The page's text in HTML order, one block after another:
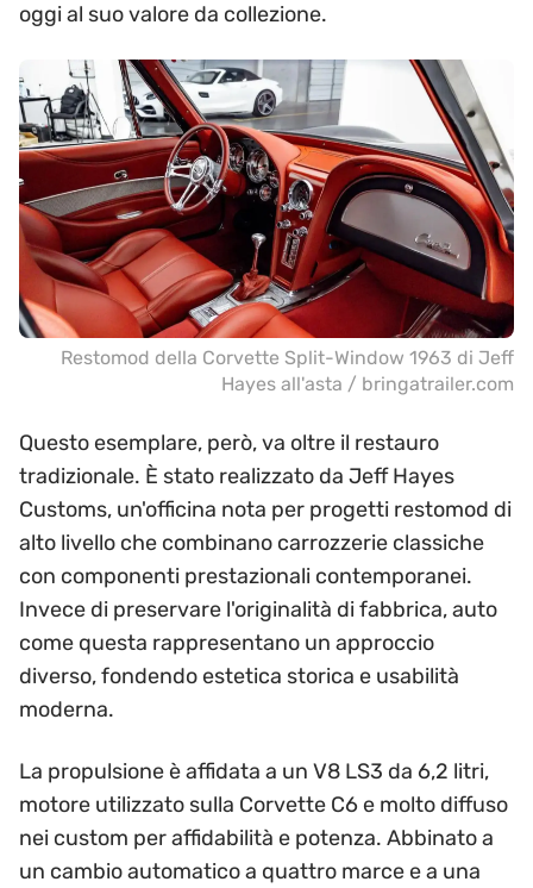
oggi al suo valore da collezione.
Restomod della Corvette Split-Window 1963 di Jeff
Hayes all'asta / bringatrailer.com
Questo esemplare, però, va oltre il restauro
tradizionale. È stato realizzato da Jeff Hayes
Customs, un'officina nota per progetti restomod di
alto livello che combinano carrozzerie classiche
con componenti prestazionali contemporanei.
Invece di preservare l'originalità di fabbrica, auto
come questa rappresentano un approccio
diverso, fondendo estetica storica e usabilità
moderna.
La propulsione è affidata a un V8 LS3 da 6,2 litri,
motore utilizzato sulla Corvette C6 e molto diffuso
nei custom per affidabilità e potenza. Abbinato a
un cambio automatico a quattro marce e a una